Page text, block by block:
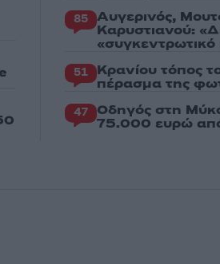
85 Αυγερινός,
Καρυστιανού:
51 Κρανίου τόπος
πέρασμα της
47 Οδηγός στη
75.000 ευρώ